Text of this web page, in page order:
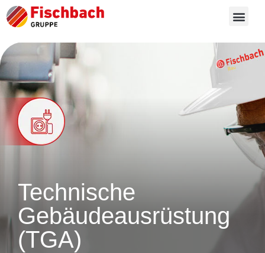
Technische
Gebäude­ausrüstung
(TGA)